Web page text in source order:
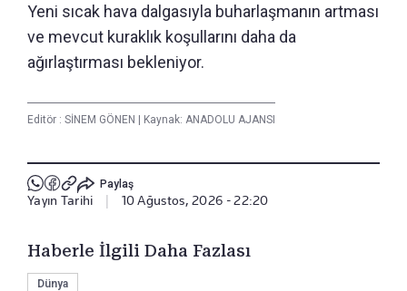
Yeni sıcak hava dalgasıyla buharlaşmanın artması
ve mevcut kuraklık koşullarını daha da
ağırlaştırması bekleniyor.
Editör : SİNEM GÖNEN Kaynak: ANADOLU AJANSI
Paylaş
Yayın Tarihi 10 Ağustos, 2026 - 22:20
Haberle İlgili Daha Fazlası
Dünya